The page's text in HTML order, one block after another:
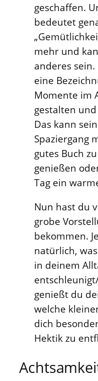
geschaffen.
bedeutet
mehr und
anderes sein.
eine
Momente im
gestalten
Das kann
Spaziergang
gutes Buch
genießen
Tag ein
Nun hast du
grobe
bekommen.
natürlich,
in deinem
genießt du
welche
dich
Hektik zu